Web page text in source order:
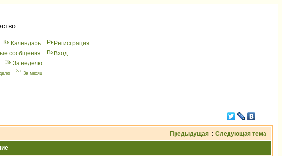
Календарь
Peгиcтрaция
сообщения
Вхoд
За неделю
За месяц
Предыдущая :: Следующая тема